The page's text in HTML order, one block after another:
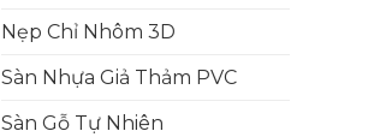
Nẹp Chỉ Nhôm 3D
Sàn Nhựa Giả Thảm PVC
Sàn Gỗ Tự Nhiên